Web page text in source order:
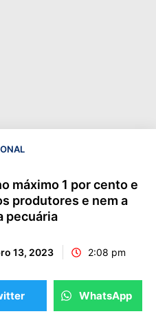
máximo 1 por cento e
produtores e nem a
pecuária
13, 2023 2:08 pm
WhatsApp